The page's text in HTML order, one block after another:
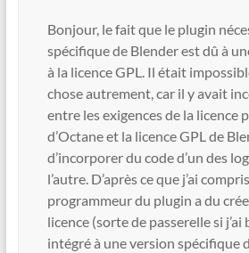
Bonjour, le fait que le plugin
spécifique de Blender est dû à
à la licence GPL. Il était
chose autrement, car il y avait
entre les exigences de la licence
d’Octane et la licence GPL de
d’incorporer du code d’un des
l’autre. D’après ce que j’ai
programmeur du plugin a du
licence (sorte de passerelle si
intégré à une version spécifique